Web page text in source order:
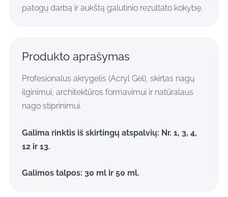
patogų darbą ir aukštą galutinio rezultato kokybę.
Produkto aprašymas
Profesionalus akrygelis (Acryl Gel), skirtas nagų
ilginimui, architektūros formavimui ir natūralaus
nago stiprinimui.
Galima rinktis iš skirtingų atspalvių: Nr. 1, 3, 4,
12 ir 13.
Galimos talpos: 30 ml ir 50 ml.